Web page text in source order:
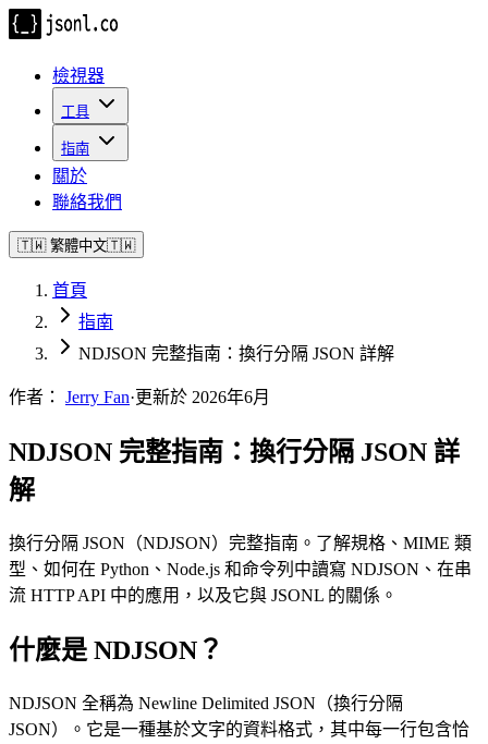
檢視器
工具
指南
關於
聯絡我們
🇹🇼 繁體中文🇹🇼
首頁
指南
NDJSON 完整指南：換行分隔 JSON 詳解
作者： Jerry Fan·更新於 2026年6月
NDJSON 完整指南：換行分隔 JSON 詳
解
換行分隔 JSON（NDJSON）完整指南。了解規格、MIME 類
型、如何在 Python、Node.js 和命令列中讀寫 NDJSON、在串
流 HTTP API 中的應用，以及它與 JSONL 的關係。
什麼是 NDJSON？
NDJSON 全稱為 Newline Delimited JSON（換行分隔
JSON）。它是一種基於文字的資料格式，其中每一行包含恰